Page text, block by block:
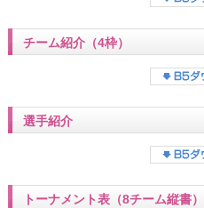
チーム紹介（4枠）
選手紹介
トーナメント表（8チーム縦書）